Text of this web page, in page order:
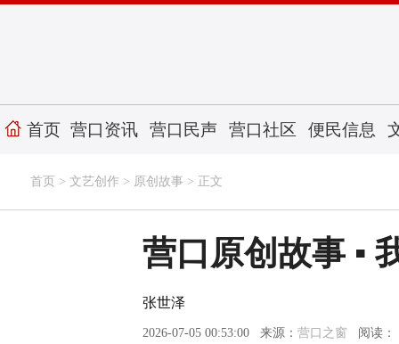
首页 营口资讯 营口民声 营口社区 便民信息
首页 > 文艺创作 > 原创故事 > 正文
营口原创故事 ▪
张世泽
2026-07-05 00:53:00 来源： 营口之窗 阅读：